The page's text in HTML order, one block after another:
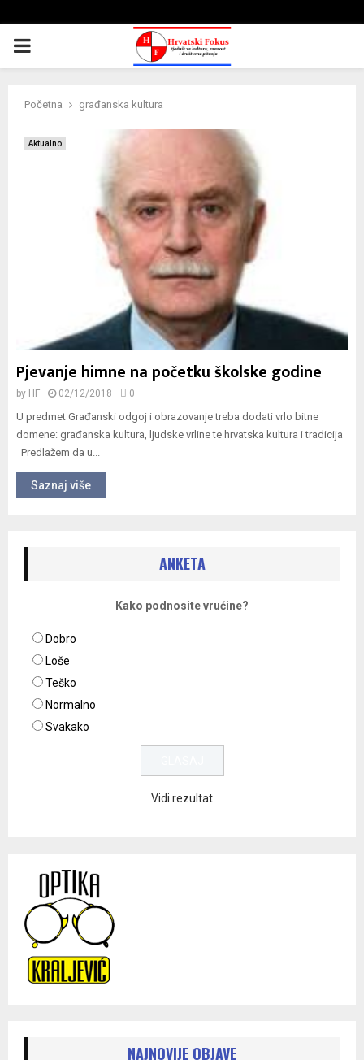
PRIMARY
Početna građanska kultura
Aktualno
Pjevanje himne na početku školske godine
by HF 02/12/2018 0
U predmet Građanski odgoj i obrazovanje treba dodati vrlo bitne
domene: građanska kultura, ljudske vrline te hrvatska kultura i tradicija
Predlažem da u...
Saznaj više
ANKETA
Kako podnosite vrućine?
Dobro
Loše
Teško
Normalno
Svakako
Vidi rezultat
NAJNOVIJE OBJAVE